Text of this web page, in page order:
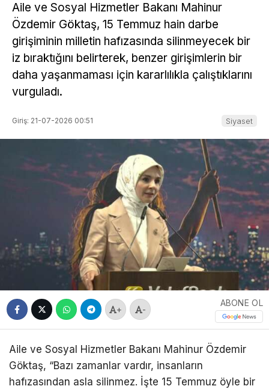
Aile ve Sosyal Hizmetler Bakanı Mahinur
Özdemir Göktaş, 15 Temmuz hain darbe
girişiminin milletin hafızasında silinmeyecek bir
iz bıraktığını belirterek, benzer girişimlerin bir
daha yaşanmaması için kararlılıkla çalıştıklarını
vurguladı.
Giriş: 21-07-2026 00:51 Siyaset
+ -
ABONE OL
Aile ve Sosyal Hizmetler Bakanı Mahinur Özdemir
Göktaş, “Bazı zamanlar vardır, insanların
hafızasından asla silinmez. İşte 15 Temmuz öyle bir